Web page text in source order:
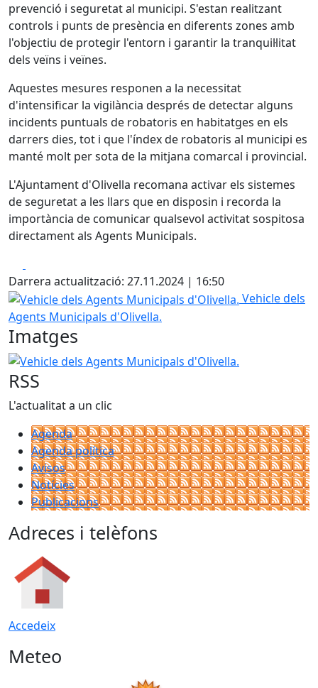
prevenció i seguretat al municipi. S'estan realitzant
controls i punts de presència en diferents zones amb
l'objectiu de protegir l'entorn i garantir la tranquil·litat
dels veïns i veïnes.
Aquestes mesures responen a la necessitat
d'intensificar la vigilància després de detectar alguns
incidents puntuals de robatoris en habitatges en els
darrers dies, tot i que l'índex de robatoris al municipi es
manté molt per sota de la mitjana comarcal i provincial.
L'Ajuntament d'Olivella recomana activar els sistemes
de seguretat a les llars que en disposin i recorda la
importància de comunicar qualsevol activitat sospitosa
directament als Agents Municipals.
Darrera actualització: 27.11.2024 | 16:50
Vehicle dels Agents Municipals d'Olivella.
Vehicle dels
Agents Municipals d'Olivella.
Imatges
Vehicle dels Agents Municipals d'Olivella.
RSS
L'actualitat a un clic
Agenda
Agenda política
Avisos
Notícies
Publicacions
Adreces i telèfons
Accedeix
Meteo